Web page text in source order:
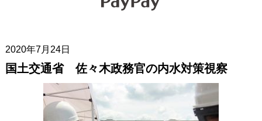
2020年7月24日
国土交通省 佐々木政務官の内水対策視察